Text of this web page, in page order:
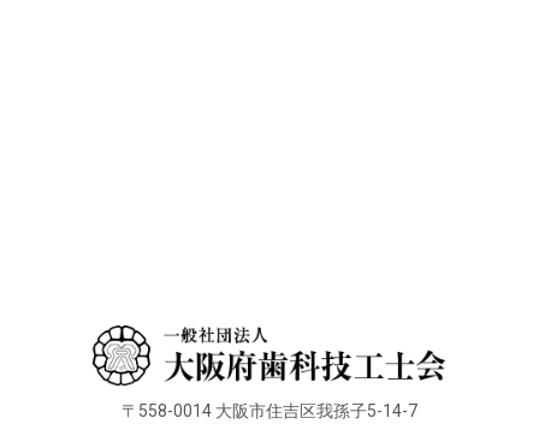
〒558-0014 大阪市住吉区我孫子5-14-7